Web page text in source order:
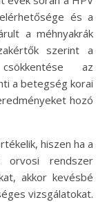
és a
a méhnyakrák
szerint a
az
a betegség korai
hozó
hiszen ha a
rendszer
akkor kevésbé
vizsgálatokat.